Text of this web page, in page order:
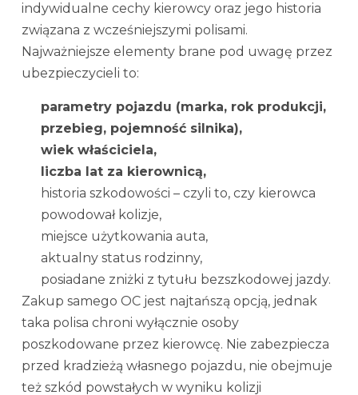
indywidualne cechy kierowcy oraz jego historia
związana z wcześniejszymi polisami.
Najważniejsze elementy brane pod uwagę przez
ubezpieczycieli to:
parametry pojazdu (marka, rok produkcji,
przebieg, pojemność silnika),
wiek właściciela,
liczba lat za kierownicą,
historia szkodowości – czyli to, czy kierowca
powodował kolizje,
miejsce użytkowania auta,
aktualny status rodzinny,
posiadane zniżki z tytułu bezszkodowej jazdy.
Zakup samego OC jest najtańszą opcją, jednak
taka polisa chroni wyłącznie osoby
poszkodowane przez kierowcę. Nie zabezpiecza
przed kradzieżą własnego pojazdu, nie obejmuje
też szkód powstałych w wyniku kolizji